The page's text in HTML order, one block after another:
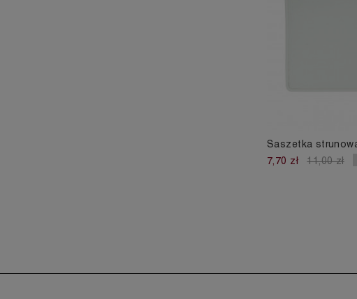
Saszetka
7,70 zł
11,00 zł